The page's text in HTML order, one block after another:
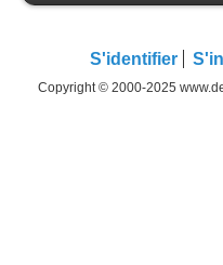
S'identifier
Copyright © 2000-2025